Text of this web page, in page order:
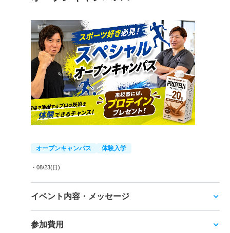
オープンキャンパス 体験入学
・08/23(日)
イベント内容・メッセージ
参加費用